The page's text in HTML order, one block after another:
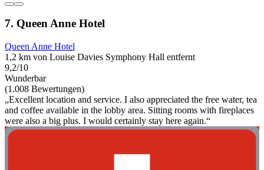
7. Queen Anne Hotel
Queen Anne Hotel
1,2 km von Louise Davies Symphony Hall entfernt
9,2/10
Wunderbar
(1.008 Bewertungen)
„Excellent location and service. I also appreciated the free water, tea
and coffee available in the lobby area. Sitting rooms with fireplaces
were also a big plus. I would certainly stay here again.“